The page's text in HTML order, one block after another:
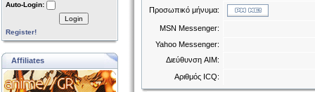
Auto-Login:
Login
Register!
Affiliates
Προσωπικό μήνυμα:
MSN Messenger:
Yahoo Messenger:
Διεύθυνση AIM:
Αριθμός ICQ: